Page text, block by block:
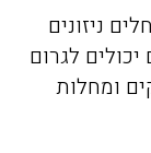
ניזונים
לגרום
ומחלות